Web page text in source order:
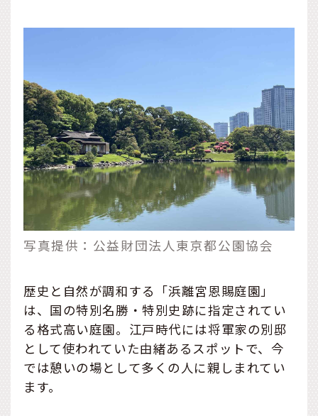
写真提供：公益財団法人東京都公園協会
歴史と自然が調和する「浜離宮恩賜庭園」
は、国の特別名勝・特別史跡に指定されてい
る格式高い庭園。江戸時代には将軍家の別邸
として使われていた由緒あるスポットで、今
では憩いの場として多くの人に親しまれてい
ます。